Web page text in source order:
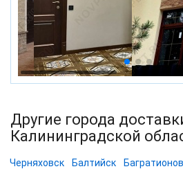
Другие города
Калининградской
Черняховск Балтийск